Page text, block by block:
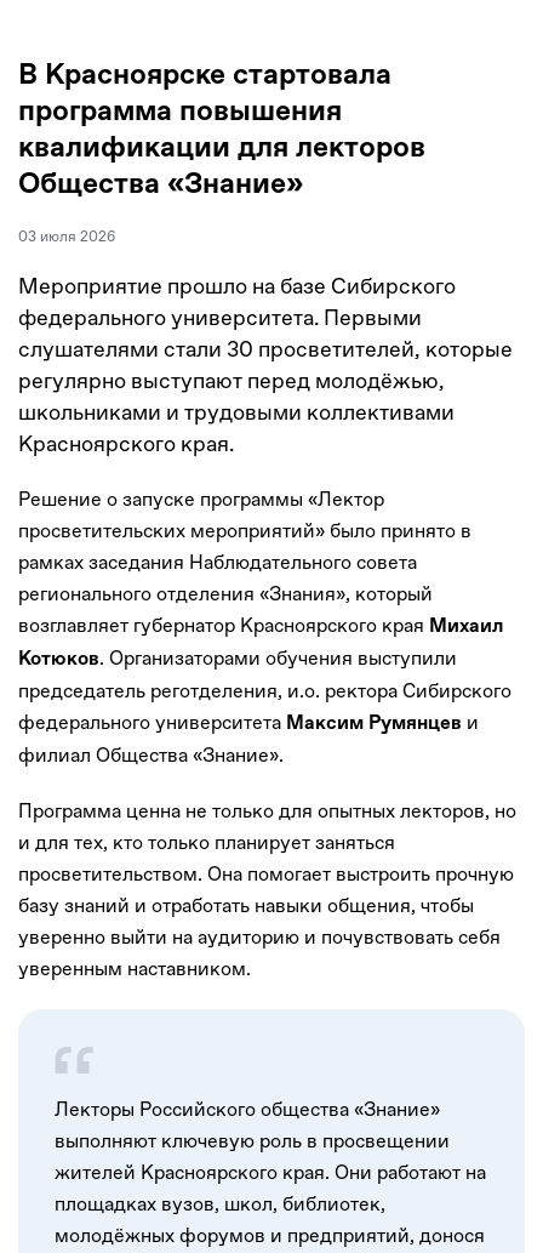
В Красноярске стартовала
программа повышения
квалификации для лекторов
Общества «Знание»
03 июля 2026
Мероприятие прошло на базе Сибирского
федерального университета. Первыми
слушателями стали 30 просветителей, которые
регулярно выступают перед молодёжью,
школьниками и трудовыми коллективами
Красноярского края.
Решение о запуске программы «Лектор
просветительских мероприятий» было принято в
рамках заседания Наблюдательного совета
регионального отделения «Знания», который
возглавляет губернатор Красноярского края Михаил
Котюков. Организаторами обучения выступили
председатель реготделения, и.о. ректора Сибирского
федерального университета Максим Румянцев и
филиал Общества «Знание».
Программа ценна не только для опытных лекторов, но
и для тех, кто только планирует заняться
просветительством. Она помогает выстроить прочную
базу знаний и отработать навыки общения, чтобы
уверенно выйти на аудиторию и почувствовать себя
уверенным наставником.
Лекторы Российского общества «Знание»
выполняют ключевую роль в просвещении
жителей Красноярского края. Они работают на
площадках вузов, школ, библиотек,
молодёжных форумов и предприятий, донося